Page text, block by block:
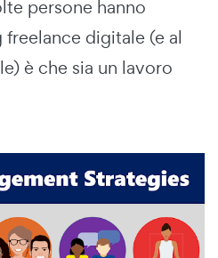
persone hanno
digitale (e al
è che sia un lavoro